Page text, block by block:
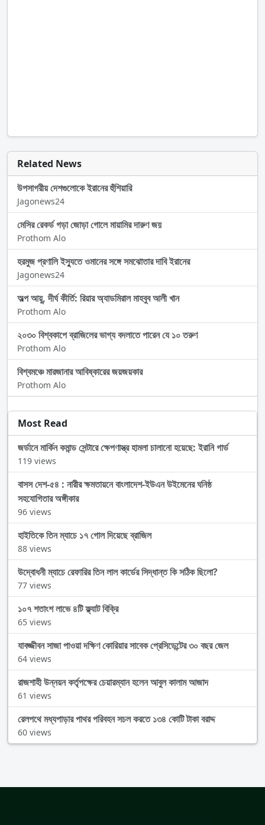
Related News
উপসাগরীয় দেশগুলোকে ইরানের হুঁশিয়ারি
Jagonews24
মেসির রেকর্ড গড়া জোড়া গোলে মায়ামির দারুণ জয়
Prothom Alo
হরমুজ প্রণালি ইস্যুতে ওমানের সঙ্গে সমঝোতার দাবি ইরানের
Jagonews24
অল্প আয়ু, দীর্ঘ কীর্তি: রিয়ার অ্যাডমিরাল মাহবুব আলী খান
Prothom Alo
২০৩০ বিশ্বকাপে ব্রাজিলের ভাগ্য বদলাতে পারেন যে ১০ তরুণ
Prothom Alo
বিশ্বমঞ্চে মারজানার আবিষ্কারের জয়জয়কার
Prothom Alo
Most Read
জর্ডানে মার্কিন কমান্ড সেন্টারে ক্ষেপণাস্ত্র হামলা চালানো হয়েছে: ইরানি গার্ড
119 views
বাসস দেশ-৫৪ : নারীর ক্ষমতায়নে বাংলাদেশ-ইউএন উইমেনের ঘনিষ্ঠ
সহযোগিতার অঙ্গীকার
96 views
হাইতিকে তিন ম্যাচে ১৭ গোল দিয়েছে ব্রাজিল
88 views
উদ্বোধনী ম্যাচে রেফারির তিন লাল কার্ডের সিদ্ধান্ত কি সঠিক ছিলো?
77 views
১০৭ শতাংশ লাভে ৪টি ফ্ল্যাট বিক্রি
65 views
যাবজ্জীবন সাজা পাওয়া দক্ষিণ কোরিয়ার সাবেক প্রেসিডেন্টের ৩০ বছর জেল
64 views
রাজশাহী উন্নয়ন কর্তৃপক্ষের চেয়ারম্যান হলেন আবুল কালাম আজাদ
61 views
রেলপথে মধ্যপাড়ার পাথর পরিবহন সচল করতে ১৩৪ কোটি টাকা বরাদ্দ
60 views